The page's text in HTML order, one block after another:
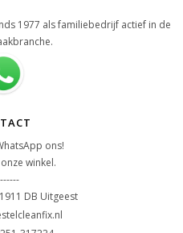
1977 als familiebedrijf actief in de
ons!
winkel.
DB Uitgeest